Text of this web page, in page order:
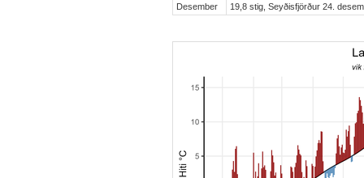
Desember
19,8 stig, Seyðisfjörður 24.